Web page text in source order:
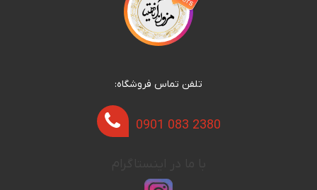
تلفن تماس فروشگاه:
0901 083 2380